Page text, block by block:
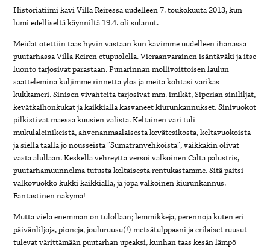
Historiatiimi kävi Villa Reiressä uudelleen 7. toukokuuta 2013, kun
lumi edelliseltä käynniltä 19.4. oli sulanut.
Meidät otettiin taas hyvin vastaan kun kävimme uudelleen ihanassa
puutarhassa Villa Reiren etupuolella. Vieraanvarainen isäntäväki ja itse
luonto tarjosivat parastaan. Punarinnan mollivoittoisen laulun
saattelemina kuljimme rinnettä ylös ja meitä kohtasi värikäs
kukkameri. Sinisen vivahteita tarjosivat mm. imikät, Siperian sinililjat,
kevätkaihonkukat ja kaikkialla kasvaneet kiurunkannukset. Sinivuokot
pilkistivät mäessä kuusien välistä. Keltainen väri tuli
mukulaleinikeistä, ahvenanmaalaisesta kevätesikosta, keltavuokoista
ja siellä täällä jo nousseista ”Sumatranvehkoista”, vaikkakin olivat
vasta alullaan. Keskellä vehreyttä versoi valkoinen Calta palustris,
puutarhamuunnelma tutusta keltaisesta rentukastamme. Sitä paitsi
valkovuokko kukki kaikkialla, ja jopa valkoinen kiurunkannus.
Fantastinen näkymä!
Mutta vielä enemmän on tulollaan; lemmikkejä, perennoja kuten eri
päivänliljoja, pioneja, jouluruusu(!) metsätulppaani ja erilaiset ruusut
tulevat värittämään puutarhan upeaksi, kunhan taas kesän lämpö